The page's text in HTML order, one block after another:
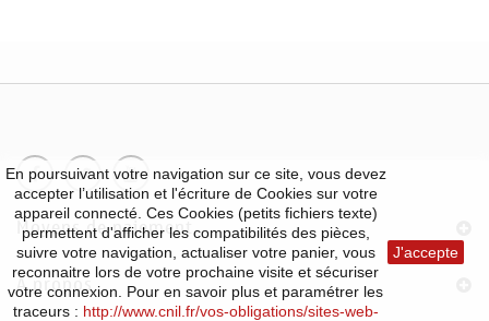
Moyens de paiement
À propos
En poursuivant votre navigation sur ce site, vous devez
accepter l’utilisation et l'écriture de Cookies sur votre
appareil connecté. Ces Cookies (petits fichiers texte)
permettent d'afficher les compatibilités des pièces,
suivre votre navigation, actualiser votre panier, vous
reconnaitre lors de votre prochaine visite et sécuriser
votre connexion. Pour en savoir plus et paramétrer les
traceurs : http://www.cnil.fr/vos-obligations/sites-web-
J'accepte